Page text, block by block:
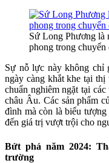
Sứ Long Phương là
phong trong
Sự nỗ lực này không chỉ
ngày càng khắt khe tại
chuẩn nghiêm ngặt tại
châu Âu. Các sản phẩm
đình mà còn là biểu
đến giá trị vượt trội cho
Bứt phá năm 2024:
trường